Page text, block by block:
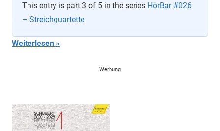
This entry is part 3 of 5 in the series HörBar #026
– Streichquartette
Weiterlesen
Werbung